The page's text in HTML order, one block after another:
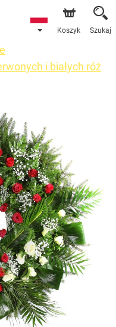
Koszyk Szukaj
i białych róż